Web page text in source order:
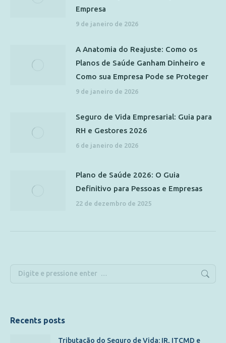
Empresa
9 de janeiro de 2026
A Anatomia do Reajuste: Como os
Planos de Saúde Ganham Dinheiro e
Como sua Empresa Pode se Proteger
9 de janeiro de 2026
Seguro de Vida Empresarial: Guia para
RH e Gestores 2026
6 de janeiro de 2026
Plano de Saúde 2026: O Guia
Definitivo para Pessoas e Empresas
22 de dezembro de 2025
Recents posts
Tributação do Seguro de Vida: IR, ITCMD e